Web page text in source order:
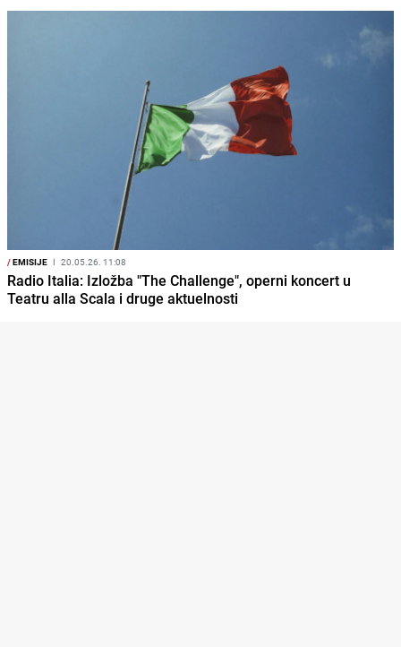
/EMISIJE I 20.05.26. 11:08
Radio Italia: Izložba "The Challenge", operni koncert u
Teatru alla Scala i druge aktuelnosti